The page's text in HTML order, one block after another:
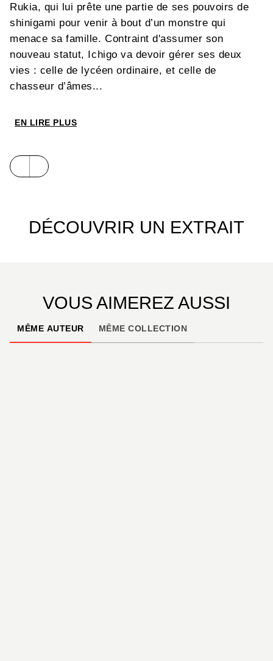
Rukia, qui lui prête une partie de ses pouvoirs de
shinigami pour venir à bout d’un monstre qui
menace sa famille. Contraint d'assumer son
nouveau statut, Ichigo va devoir gérer ses deux
vies : celle de lycéen ordinaire, et celle de
chasseur d’âmes...
EN LIRE PLUS
DÉCOUVRIR UN EXTRAIT
VOUS AIMEREZ AUSSI
MÊME AUTEUR MÊME COLLECTION